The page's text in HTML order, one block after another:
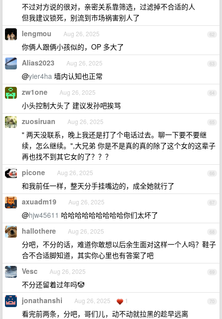
不过对方说的很对，亲密关系靠筛选，过滤掉不合适的人
但我建议锁死，别流到市场祸害别人了
62
lengmou Aug 26, 2025
你俩人跟俩小孩似的，OP 多大了
63
Alias2023 Aug 26, 2025
@yier4ha 墙内认知也正常
64
zw1one Aug 26, 2025
小头控制大头了 建议发孙吧挨骂
65
zuosiruan Aug 26, 2025
" 两天没联系，晚上我还是打了个电话过去。聊一下要不要继
续，怎么继续。",大兄弟 你是不是真的真的除了这个女的这辈子
再也找不到其它女的了？？？
66
picone Aug 26, 2025
和我前任一样，整天分手挂嘴边的，成全她就行了
67
axuadm19 Aug 26, 2025
@hjw45611 哈哈哈哈哈哈哈哈哈你们太坏了
68
hallothere Aug 26, 2025
分吧，不分的话，难道你敢想以后余生面对这样一个人吗？鞋子
合不合适脚知道，其实你心里也有答案了吧
69
Vesc Aug 26, 2025
不分还留着过年吗🤡
70
jonathanshi Aug 26, 2025 1
看完前两条，分吧，哥们儿，动不动就拉黑的趁早远离